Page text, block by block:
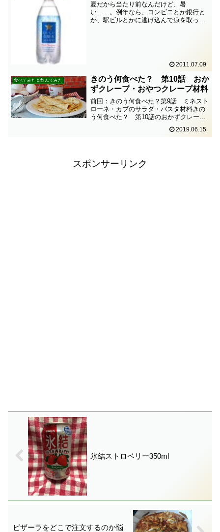
夏だから当たり前なんだけど、暑
い……。例年なら、コンビニとか銀行と
か、駅ビルとかに逃げ込んで凉を取って
2011.07.09
食べてみた＆飲んでみた
きのう何食べた？ 第10話 おか
ずクレープ・おやつクレープ材料
前回：きのう何食べた？第9話 ミネスト
ローネ・カブのサラダ・パスタ材料きの
う何食べた？ 第10話のおかずクレープ
今週もすっごくうまそうだった。本当に
2019.06.15
スポンサーリンク
氷結ストロベリー350ml
ピザーラをどこで注文するのか悩